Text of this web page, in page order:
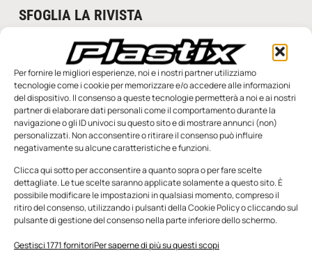
Per fornire le migliori esperienze, noi e i nostri partner utilizziamo
tecnologie come i cookie per memorizzare e/o accedere alle informazioni
del dispositivo. Il consenso a queste tecnologie permetterà a noi e ai nostri
partner di elaborare dati personali come il comportamento durante la
navigazione o gli ID univoci su questo sito e di mostrare annunci (non)
personalizzati. Non acconsentire o ritirare il consenso può influire
negativamente su alcune caratteristiche e funzioni.
Clicca qui sotto per acconsentire a quanto sopra o per fare scelte
dettagliate. Le tue scelte saranno applicate solamente a questo sito. È
possibile modificare le impostazioni in qualsiasi momento, compreso il
ritiro del consenso, utilizzando i pulsanti della Cookie Policy o cliccando sul
pulsante di gestione del consenso nella parte inferiore dello schermo.
Gestisci 1771 fornitoriPer saperne di più su questi scopi
SFOGLIA LA RIVISTA
n.5 - Giugno 2026 n.4 - Maggio 2026
Edicola Web
Notizie da Meccanicanews
I nanonastri di grafene come potenziali sensori per i